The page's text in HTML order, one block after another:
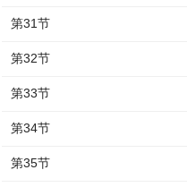
第31节
第32节
第33节
第34节
第35节